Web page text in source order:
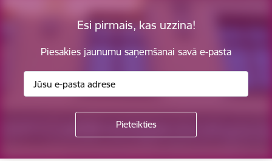
Esi pirmais, kas uzzina!
Piesakies jaunumu saņemšanai savā e-pasta